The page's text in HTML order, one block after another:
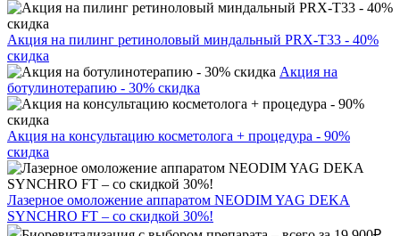
Акция на пилинг ретиноловый миндальный PRX-T33 - 40%
скидка
Акция на
ботулинотерапию - 30% скидка
Акция на консультацию косметолога + процедура - 90%
скидка
Лазерное омоложение аппаратом NEODIM YAG DEKA
SYNCHRO FT – со скидкой 30%!